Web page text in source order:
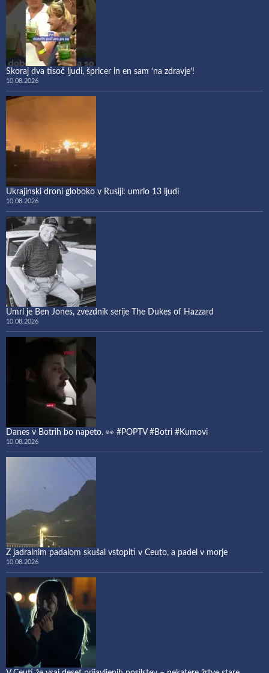
Skoraj dva tisoč ljudi, špricer in en sam ‘na zdravje’!
10.08.2026
Ukrajinski droni globoko v Rusiji: umrlo 13 ljudi
10.08.2026
Umrl je Ben Jones, zvezdnik serije The Dukes of Hazzard
10.08.2026
Danes v Botrih bo napeto. 👀 #POPTV #Botri #Kumovi
10.08.2026
Z jadralnim padalom skušal vstopiti v Ceuto, a padel v morje
10.08.2026